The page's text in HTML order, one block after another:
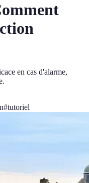
en cas d'alarme,
#tutoriel